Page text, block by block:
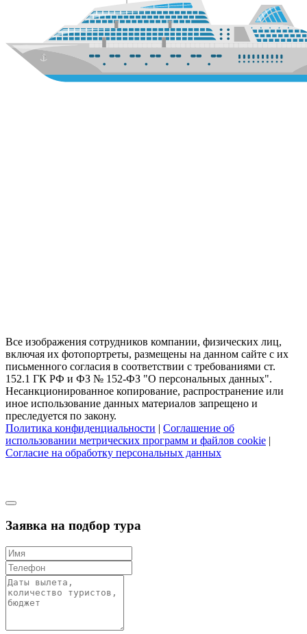
Все изображения сотрудников компании, физических лиц,
включая их фотопортреты, размещены на данном сайте с их
письменного согласия в соответствии с требованиями ст.
152.1 ГК РФ и ФЗ № 152-ФЗ "О персональных данных".
Несанкционированное копирование, распространение или
иное использование данных материалов запрещено и
преследуется по закону.
Политика конфиденциальности | Соглашение об
использовании метрических программ и файлов cookie |
Согласие на обработку персональных данных
Заявка на подбор тура